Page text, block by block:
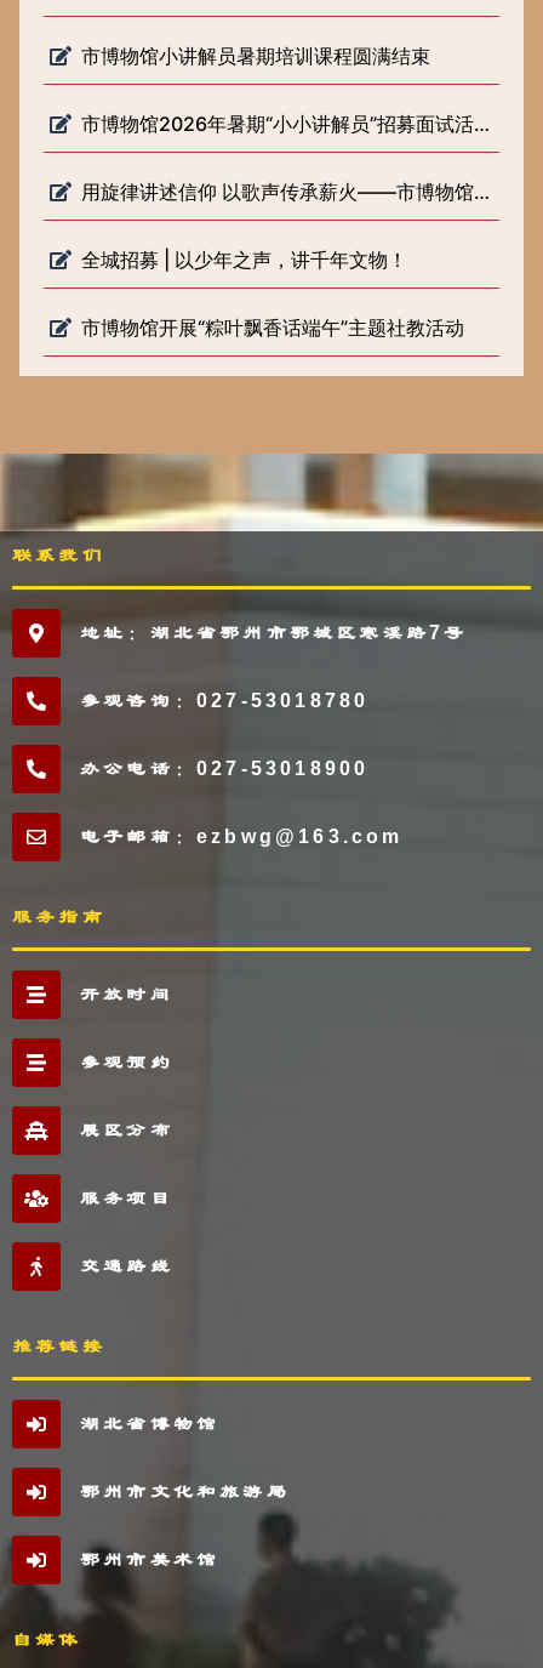
市博物馆小讲解员暑期培训课程圆满结束
市博物馆2026年暑期“小小讲解员”招募面试活动圆满落幕
用旋律讲述信仰 以歌声传承薪火——市博物馆开展《歌声里的长征路》 微宣讲活动
全城招募 | 以少年之声，讲千年文物！
市博物馆开展“粽叶飘香话端午”主题社教活动
联系我们
地址：湖北省鄂州市鄂城区寒溪路7号
参观咨询：027-53018780
办公电话：027-53018900
电子邮箱：ezbwg@163.com
服务指南
开放时间
参观预约
展区分布
服务项目
交通路线
推荐链接
湖北省博物馆
鄂州市文化和旅游局
鄂州市美术馆
自媒体